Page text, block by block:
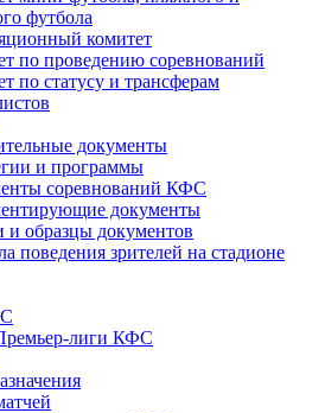
футбола
комитет
по проведению соревнований
по статусу и трансферам
документы
и программы
соревнований КФС
документы
и образцы документов
поведения зрителей на стадионе
лиги КФС